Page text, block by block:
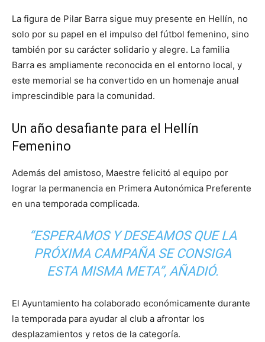
La figura de Pilar Barra sigue muy presente en Hellín, no
solo por su papel en el impulso del fútbol femenino, sino
también por su carácter solidario y alegre. La familia
Barra es ampliamente reconocida en el entorno local, y
este memorial se ha convertido en un homenaje anual
imprescindible para la comunidad.
Un año desafiante para el Hellín
Femenino
Además del amistoso, Maestre felicitó al equipo por
lograr la permanencia en Primera Autonómica Preferente
en una temporada complicada.
“ESPERAMOS Y DESEAMOS QUE LA
PRÓXIMA CAMPAÑA SE CONSIGA
ESTA MISMA META”, AÑADIÓ.
El Ayuntamiento ha colaborado económicamente durante
la temporada para ayudar al club a afrontar los
desplazamientos y retos de la categoría.